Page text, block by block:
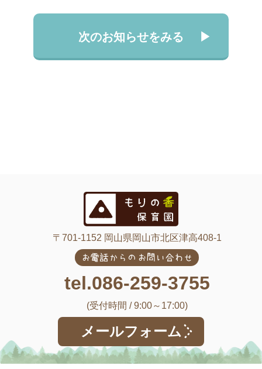
次のお知らせをみる
〒701-1152 岡山県岡山市北区津高408-1
お電話からのお問い合わせ
tel.086-259-3755
(受付時間 / 9:00～17:00)
メールフォーム